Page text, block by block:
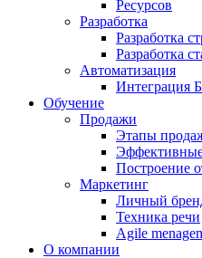
Ресурсов
Разработка
Разработка
Разработка
Автоматизация
Интеграция
Обучение
Продажи
Этапы
Построение
Маркетинг
Личный
Техника речи
Agile
О компании